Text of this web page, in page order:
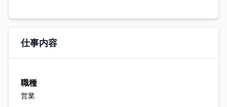
仕事内容
職種
営業